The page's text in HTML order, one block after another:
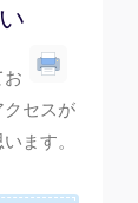
クセスが
ます。